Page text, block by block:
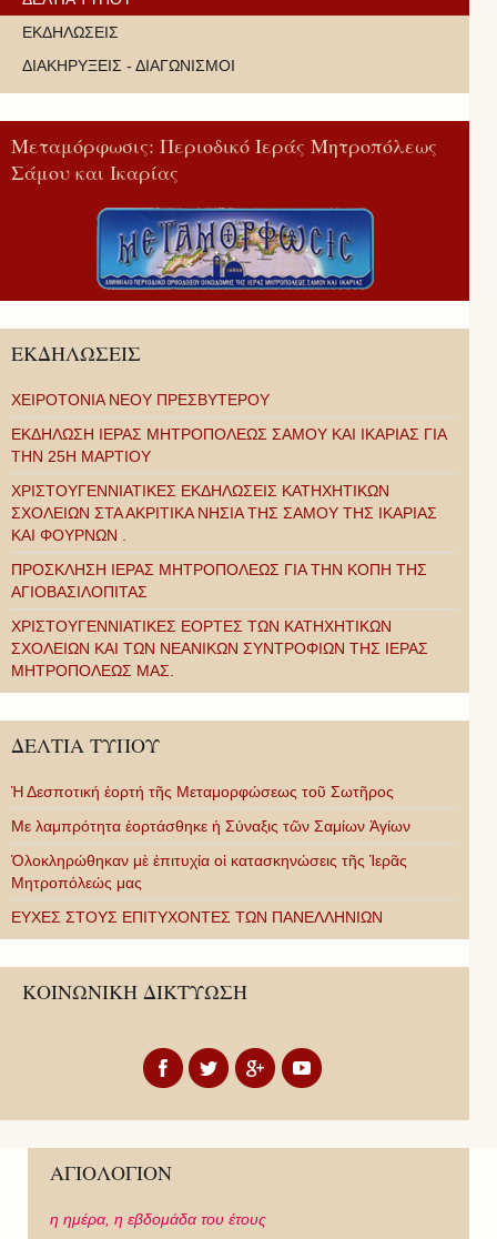
ΕΚΔΗΛΩΣΕΙΣ
ΔΙΑΚΗΡΥΞΕΙΣ - ΔΙΑΓΩΝΙΣΜΟΙ
Μεταμόρφωσις: Περιοδικό Ιεράς Μητροπόλεως
Σάμου και Ικαρίας
ΕΚΔΗΛΩΣΕΙΣ
ΧΕΙΡΟΤΟΝΙΑ ΝΕΟΥ ΠΡΕΣΒΥΤΕΡΟΥ
ΕΚΔΗΛΩΣΗ ΙΕΡΑΣ ΜΗΤΡΟΠΟΛΕΩΣ ΣΑΜΟΥ ΚΑΙ ΙΚΑΡΙΑΣ ΓΙΑ
ΤΗΝ 25Η ΜΑΡΤΙΟΥ
ΧΡΙΣΤΟΥΓΕΝΝΙΑΤΙΚΕΣ ΕΚΔΗΛΩΣΕΙΣ ΚΑΤΗΧΗΤΙΚΩΝ
ΣΧΟΛΕΙΩΝ ΣΤΑ ΑΚΡΙΤΙΚΑ ΝΗΣΙΑ ΤΗΣ ΣΑΜΟΥ ΤΗΣ ΙΚΑΡΙΑΣ
ΚΑΙ ΦΟΥΡΝΩΝ .
ΠΡΟΣΚΛΗΣΗ ΙΕΡΑΣ ΜΗΤΡΟΠΟΛΕΩΣ ΓΙΑ ΤΗΝ ΚΟΠΗ ΤΗΣ
ΑΓΙΟΒΑΣΙΛΟΠΙΤΑΣ
ΧΡΙΣΤΟΥΓΕΝΝΙΑΤΙΚΕΣ ΕΟΡΤΕΣ ΤΩΝ ΚΑΤΗΧΗΤΙΚΩΝ
ΣΧΟΛΕΙΩΝ ΚΑΙ ΤΩΝ ΝΕΑΝΙΚΩΝ ΣΥΝΤΡΟΦΙΩΝ ΤΗΣ ΙΕΡΑΣ
ΜΗΤΡΟΠΟΛΕΩΣ ΜΑΣ.
ΔΕΛΤΙΑ ΤΥΠΟΥ
Ἡ Δεσποτική ἑορτή τῆς Μεταμορφώσεως τοῦ Σωτῆρος
Με λαμπρότητα ἑορτάσθηκε ἡ Σύναξις τῶν Σαμίων Ἁγίων
Ὁλοκληρώθηκαν μὲ ἐπιτυχία οἱ κατασκηνώσεις τῆς Ἱερᾶς
Μητροπόλεώς μας
ΕΥΧΕΣ ΣΤΟΥΣ ΕΠΙΤΥΧΟΝΤΕΣ ΤΩΝ ΠΑΝΕΛΛΗΝΙΩΝ
ΚΟΙΝΩΝΙΚΗ ΔΙΚΤΥΩΣΗ
ΑΓΙΟΛΟΓΙΟΝ
η ημέρα, η εβδομάδα του έτους